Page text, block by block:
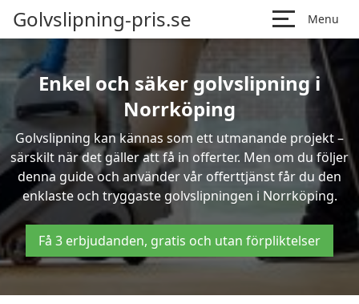
Golvslipning-pris.se Menu
Enkel och säker golvslipning i
Norrköping
Golvslipning kan kännas som ett utmanande projekt –
särskilt när det gäller att få in offerter. Men om du följer
denna guide och använder vår offerttjänst får du den
enklaste och tryggaste golvslipningen i Norrköping.
Få 3 erbjudanden, gratis och utan förpliktelser